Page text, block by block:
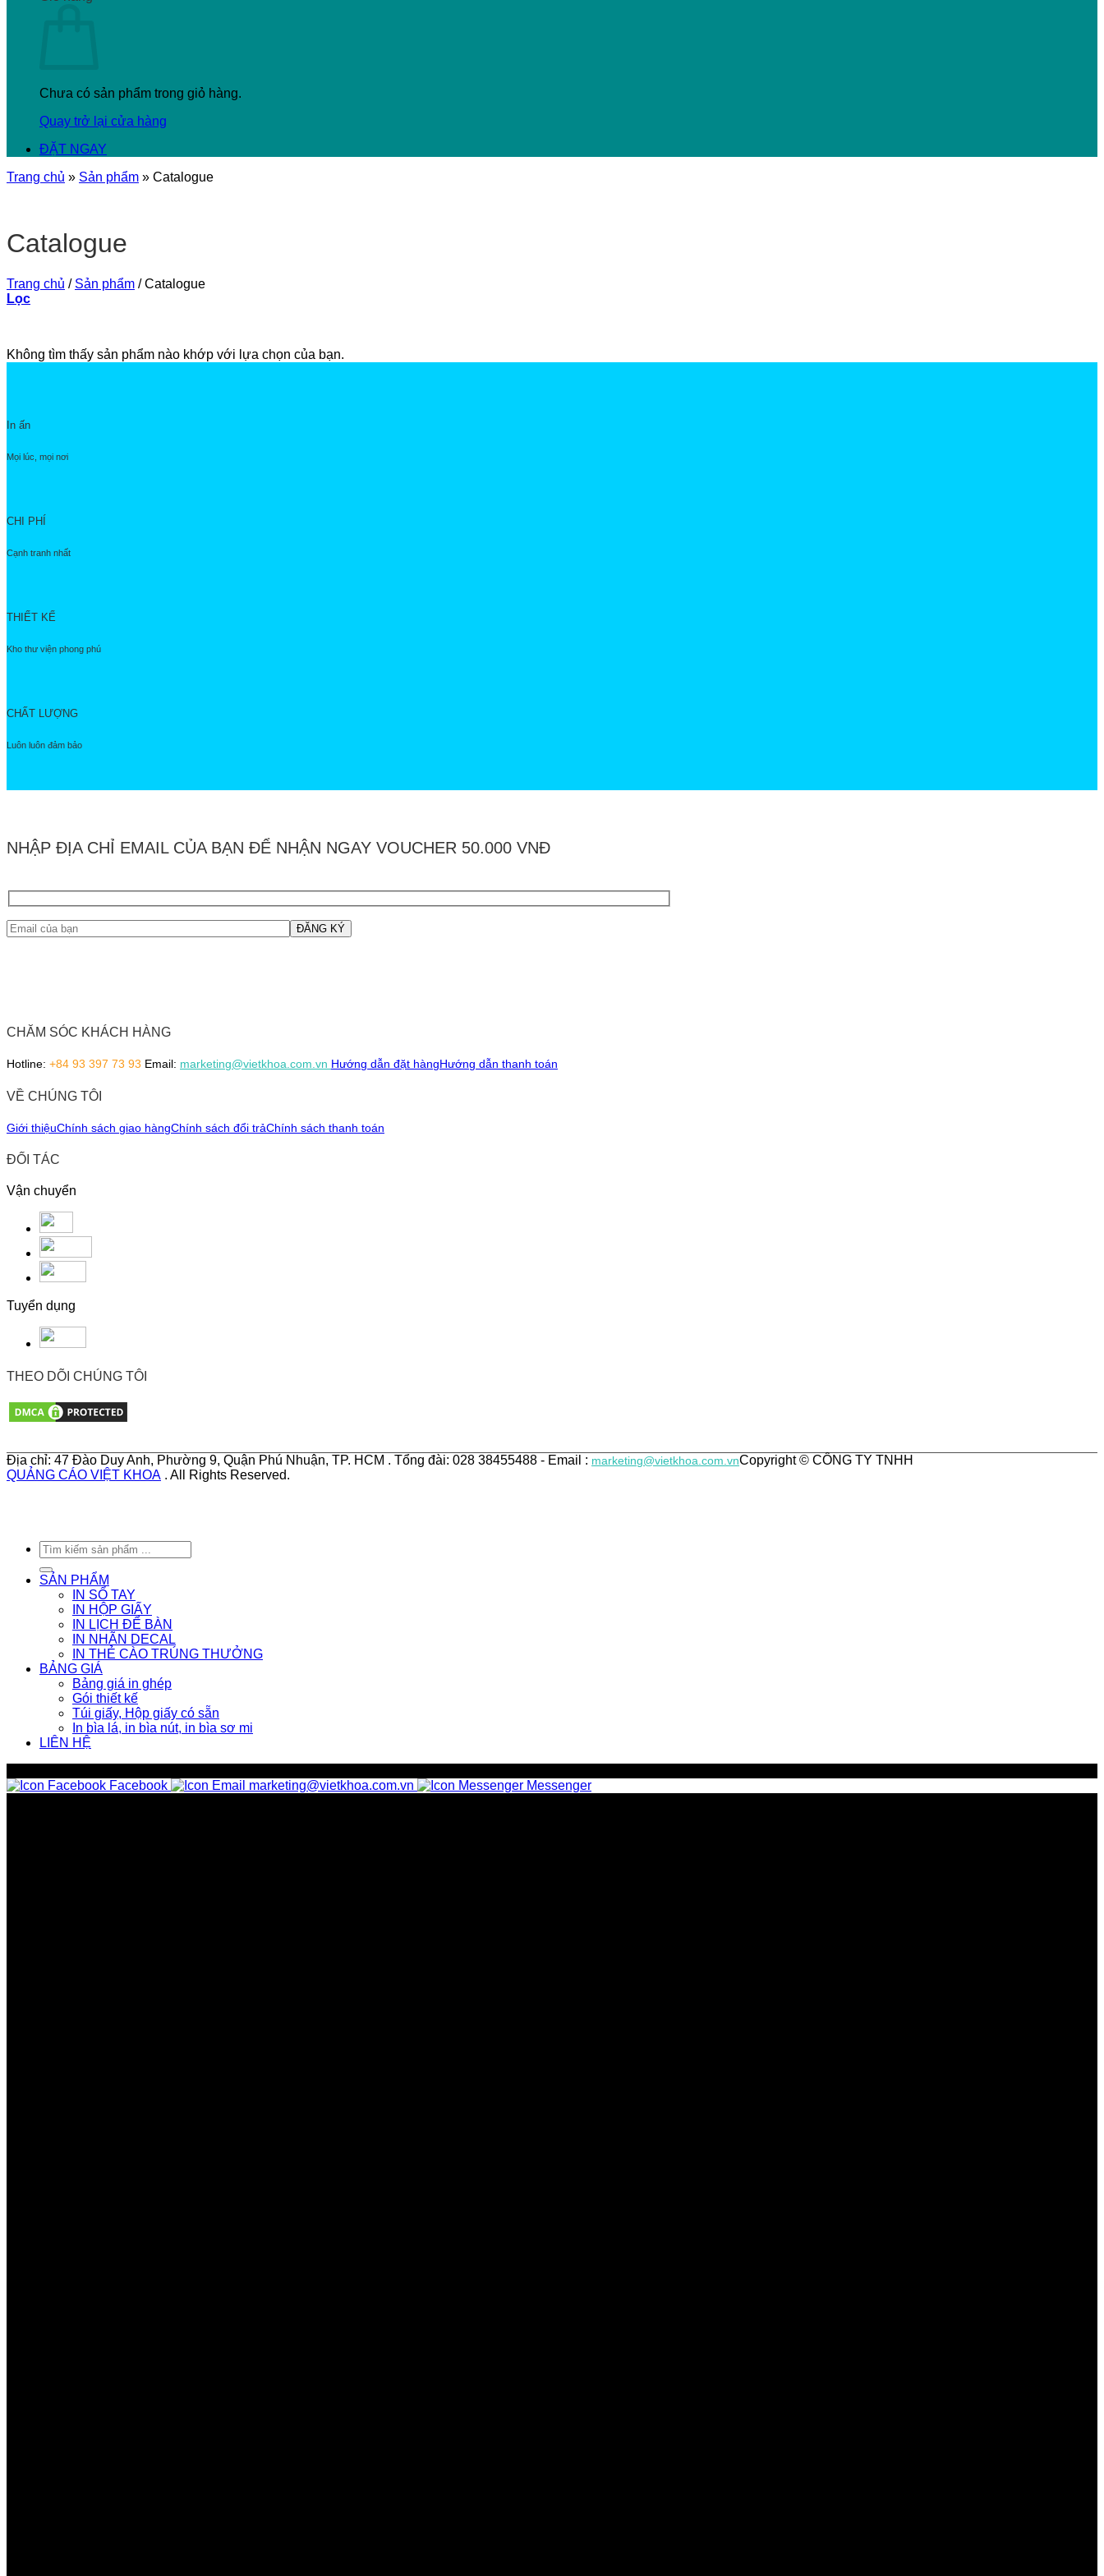
Chưa có sản phẩm trong giỏ hàng.
Quay trở lại cửa hàng
ĐẶT NGAY
Trang chủ » Sản phẩm » Catalogue
Catalogue
Trang chủ / Sản phẩm /Catalogue
Lọc
Không tìm thấy sản phẩm nào khớp với lựa chọn của bạn.
In ấn
Mọi lúc, mọi nơi
CHI PHÍ
Cạnh tranh nhất
THIẾT KẾ
Kho thư viện phong phú
CHẤT LƯỢNG
Luôn luôn đảm bảo
NHẬP ĐỊA CHỈ EMAIL CỦA BẠN ĐỂ NHẬN NGAY VOUCHER 50.000 VNĐ
CHĂM SÓC KHÁCH HÀNG
Hotline: +84 93 397 73 93 Email: marketing@vietkhoa.com.vn Hướng dẫn đặt hàng Hướng dẫn thanh toán
VỀ CHÚNG TÔI
Giới thiệuChính sách giao hàngChính sách đổi trảChính sách thanh toán
ĐỐI TÁC
Vận chuyển
Tuyển dụng
THEO DÕI CHÚNG TÔI
Địa chỉ: 47 Đào Duy Anh, Phường 9, Quận Phú Nhuận, TP. HCM . Tổng đài: 028 38455488 - Email : marketing@vietkhoa.com.vnCopyright © CÔNG TY TNHH
QUẢNG CÁO VIỆT KHOA . All Rights Reserved.
Tìm
kiếm:
SẢN PHẨM
IN SỔ TAY
IN HỘP GIẤY
IN LỊCH ĐỂ BÀN
IN NHÃN DECAL
IN THẺ CÀO TRÚNG THƯỞNG
BẢNG GIÁ
Bảng giá in ghép
Gói thiết kế
Túi giấy, Hộp giấy có sẵn
In bìa lá, in bìa nút, in bìa sơ mi
LIÊN HỆ
Facebook
marketing@vietkhoa.com.vn Messenger